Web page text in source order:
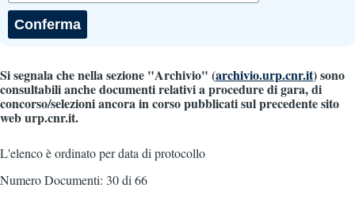
Si segnala che nella sezione "Archivio" (archivio.urp.cnr.it) sono
consultabili anche documenti relativi a procedure di gara, di
concorso/selezioni ancora in corso pubblicati sul precedente sito
web urp.cnr.it.
L'elenco è ordinato per data di protocollo
Numero Documenti: 30 di 66